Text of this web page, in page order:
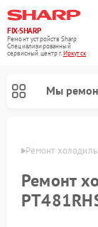
FIX-SHARP
Ремонт устройств Sharp
Специализированный
cервисный центр г.Иркутск
Мы
Ремонт
Ремонт